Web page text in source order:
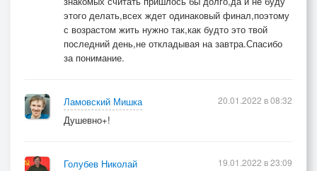
этого делать,всех ждет одинаковый финал,поэтому
с возрастом жить нужно так,как будто это твой
последний день,не откладывая на завтра.Спасибо
за понимание.
Ламовский Мишка
Душевно+!
20.01.2022 в 08:32
Голубев Николай
19.01.2022 в 23:09